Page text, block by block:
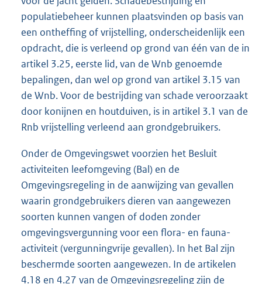
populatiebeheer kunnen plaatsvinden op basis van
een ontheffing of vrijstelling, onderscheidenlijk een
opdracht, die is verleend op grond van één van de in
artikel 3.25, eerste lid, van de Wnb genoemde
bepalingen, dan wel op grond van artikel 3.15 van
de Wnb. Voor de bestrijding van schade veroorzaakt
door konijnen en houtduiven, is in artikel 3.1 van de
Rnb vrijstelling verleend aan grondgebruikers.
Onder de Omgevingswet voorzien het Besluit
activiteiten leefomgeving (Bal) en de
Omgevingsregeling in de aanwijzing van gevallen
waarin grondgebruikers dieren van aangewezen
soorten kunnen vangen of doden zonder
omgevingsvergunning voor een flora- en fauna-
activiteit (vergunningvrije gevallen). In het Bal zijn
beschermde soorten aangewezen. In de artikelen
4.18 en 4.27 van de Omgevingsregeling zijn de